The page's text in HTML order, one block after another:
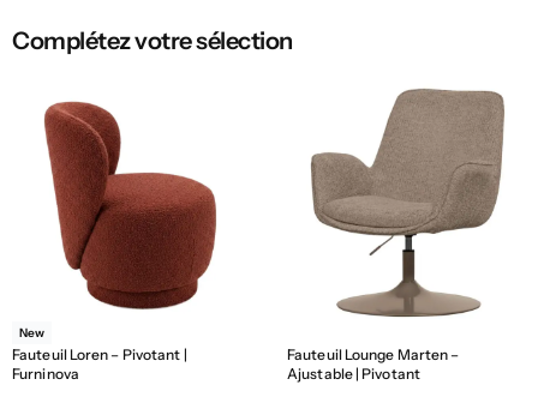
Complétez votre sélection
New
Fauteuil Loren – Pivotant |
Furninova
Fauteuil Lounge Marten –
Ajustable | Pivotant